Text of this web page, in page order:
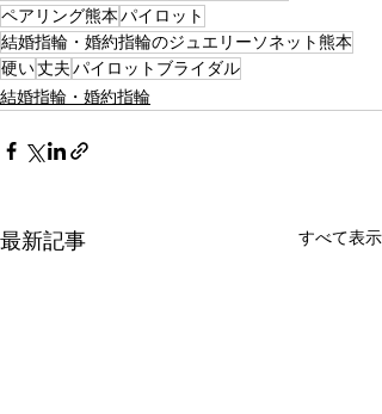
ペアリング熊本パイロット
結婚指輪・婚約指輪のジュエリーソネット熊本
硬い丈夫パイロットブライダル
結婚指輪・婚約指輪
最新記事 すべて表示